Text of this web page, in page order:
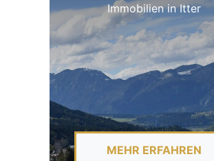
Immobilien in Itter
MEHR ERFAHREN